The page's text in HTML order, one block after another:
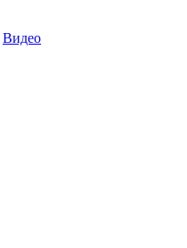
Видео